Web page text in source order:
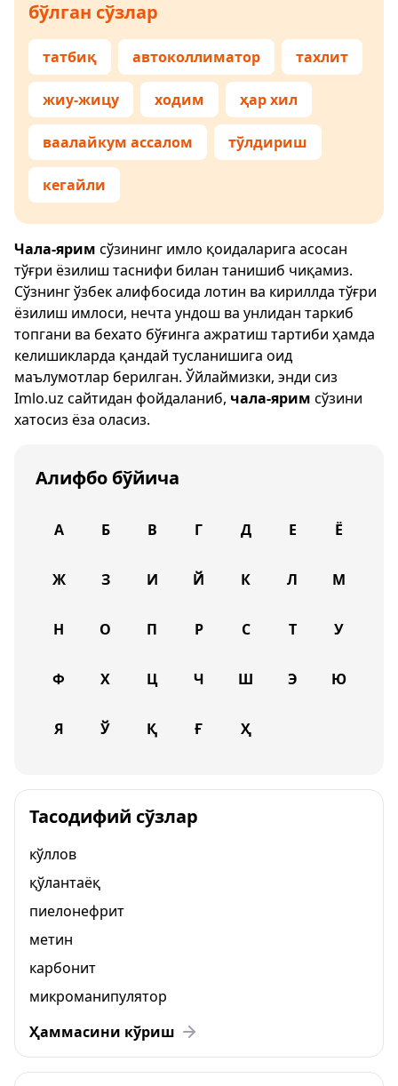
бўлган сўзлар
татбиқ автоколлиматор тахлит
жиу-жицу ходим ҳар хил
ваалайкум ассалом тўлдириш
кегайли
Чала-ярим сўзининг имло қоидаларига асосан
тўғри ёзилиш таснифи билан танишиб чиқамиз.
Сўзнинг ўзбек алифбосида лотин ва кириллда тўғри
ёзилиш имлоси, нечта ундош ва унлидан таркиб
топгани ва бехато бўғинга ажратиш тартиби ҳамда
келишикларда қандай тусланишига оид
маълумотлар берилган. Ўйлаймизки, энди сиз
Imlo.uz сайтидан фойдаланиб, чала-ярим сўзини
хатосиз ёза оласиз.
Алифбо бўйича
А Б В Г Д Е Ё
Ж З И Й К Л М
Н О П Р С Т У
Ф Х Ц Ч Ш Э Ю
Я Ў Қ Ғ Ҳ
Тасодифий сўзлар
кўллов
қўлантаёқ
пиелонефрит
метин
карбонит
микроманипулятор
Ҳаммасини кўриш